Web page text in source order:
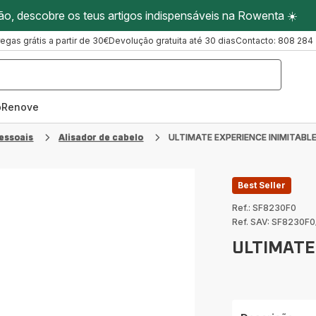
descobre os teus artigos indispensáveis na Rowenta ☀️
grátis a partir de 30€Devolução gratuita até 30 diasContacto: 808 284
Alisador de cabelo ULTIMATE EXPERIENCE
Best Seller
Ref.: SF8230F0
Ref. SAV: